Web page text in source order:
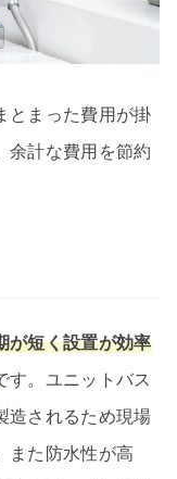
とまった費用が掛
余計な費用を節約
が短く設置が効率
す。ユニットバス
造されるため現場
また防水性が高